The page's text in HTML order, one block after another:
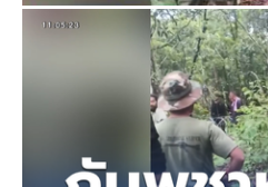
ความคาบเกี่ยว หรือเป็นเขตแด
มาตรวจสอบเพื่อรักษาสิทธิ์ แล
ใช้โทรศัพท์มือถือถ่ายภาพ แล
ทหารไทย รักษาอธิปไตยพื้นที่ตั
ส่วนคลิปนี้ เจ้าหน้าที่กองกำลัง
ปฏิบัติการสีดำ กำลังเร่งรื้อถอ